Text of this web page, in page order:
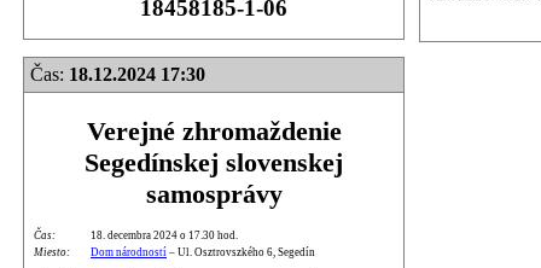
18458185-1-06
Čas: 18.12.2024 17:30
Verejné zhromaždenie
Segedínskej slovenskej
samosprávy
Čas:
18. decembra 2024 o 17.30 hod.
Miesto:
Dom národností – Ul. Osztrovszkého 6, Segedín